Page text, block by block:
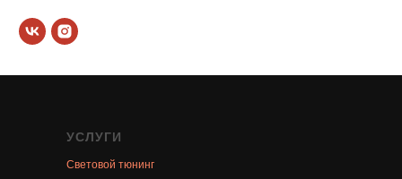
УСЛУГИ
Световой тюнинг